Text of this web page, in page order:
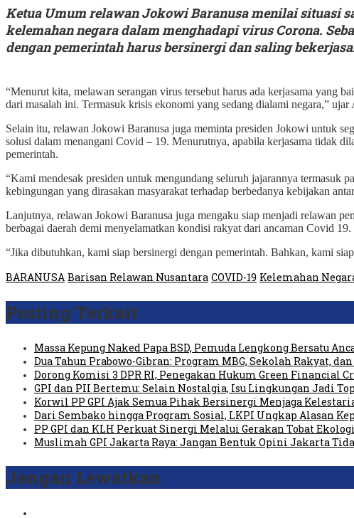
Ketua Umum relawan Jokowi Baranusa menilai situasi
kelemahan negara dalam menghadapi virus Corona.
dengan pemerintah harus bersinergi dan saling
“Menurut kita, melawan serangan virus tersebut harus ada kerjasama yang
dari masalah ini. Termasuk krisis ekonomi yang sedang dialami negara,” ujar
Selain itu, relawan Jokowi Baranusa juga meminta presiden Jokowi untuk
solusi dalam menangani Covid – 19. Menurutnya, apabila kerjasama tidak
pemerintah.
“Kami mendesak presiden untuk mengundang seluruh jajarannya termasuk
kebingungan yang dirasakan masyarakat terhadap berbedanya kebijakan
Lanjutnya, relawan Jokowi Baranusa juga mengaku siap menjadi relawan
berbagai daerah demi menyelamatkan kondisi rakyat dari ancaman Covid 19.
“Jika dibutuhkan, kami siap bersinergi dengan pemerintah. Bahkan, kami
BARANUSA Barisan Relawan Nusantara COVID-19 Kelemahan
Posting Terkait
Massa Kepung Naked Papa BSD, Pemuda Lengkong Bersatu
Dua Tahun Prabowo-Gibran: Program MBG, Sekolah Rakyat,
Dorong Komisi 3 DPR RI, Penegakan Hukum Green Financial
GPI dan PII Bertemu: Selain Nostalgia, Isu Lingkungan Jadi
Korwil PP GPI Ajak Semua Pihak Bersinergi Menjaga
Dari Sembako hingga Program Sosial, LKPI Ungkap Alasan
PP GPI dan KLH Perkuat Sinergi Melalui Gerakan Tobat
Muslimah GPI Jakarta Raya: Jangan Bentuk Opini Jakarta
Jangan Lewatkan